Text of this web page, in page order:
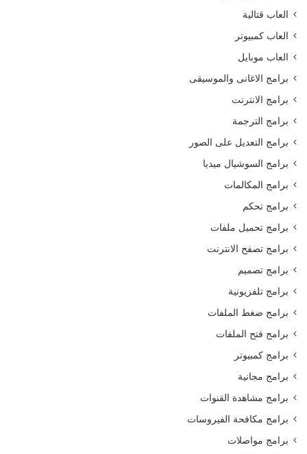
العاب قتالية
العاب كمبيوتر
العاب موبايل
برامج الاغانى والموسيقى
برامج الانترنت
برامج الترجمة
برامج التعديل على الصور
برامج السوشيال ميديا
برامج المكالمات
برامج تحكم
برامج تحميل ملفات
برامج تصفح الانترنت
برامج تصميم
برامج تلفزيونية
برامج ضغط الملفات
برامج فتح الملفات
برامج كمبيوتر
برامج مجانية
برامج مشاهدة القنوات
برامج مكافحة الفيروسات
برامج مواصلات